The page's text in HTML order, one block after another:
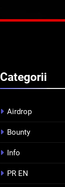
Categorii
Airdrop
Bounty
Info
PR EN